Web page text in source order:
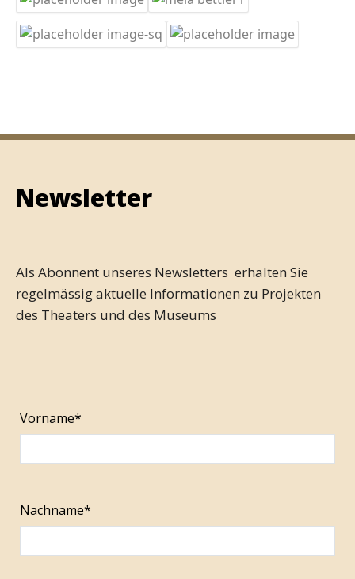
Newsletter
Als Abonnent unseres Newsletters erhalten Sie
regelmässig aktuelle Informationen zu Projekten
des Theaters und des Museums
Vorname*
Nachname*